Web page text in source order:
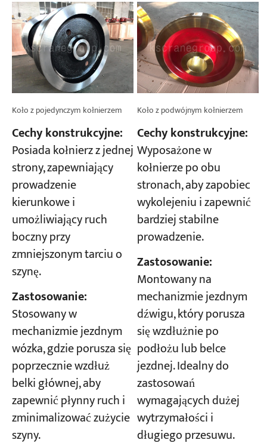
Koło z pojedynczym kołnierzem
Cechy konstrukcyjne:
Posiada kołnierz z jednej
strony, zapewniający
prowadzenie
kierunkowe i
umożliwiający ruch
boczny przy
zmniejszonym tarciu o
szynę.
Zastosowanie:
Stosowany w
mechanizmie jezdnym
wózka, gdzie porusza się
poprzecznie wzdłuż
belki głównej, aby
zapewnić płynny ruch i
zminimalizować zużycie
szyny.
Koło z podwójnym kołnierzem
Cechy konstrukcyjne:
Wyposażone w
kołnierze po obu
stronach, aby zapobiec
wykolejeniu i zapewnić
bardziej stabilne
prowadzenie.
Zastosowanie:
Montowany na
mechanizmie jezdnym
dźwigu, który porusza
się wzdłużnie po
podłożu lub belce
jezdnej. Idealny do
zastosowań
wymagających dużej
wytrzymałości i
długiego przesuwu.